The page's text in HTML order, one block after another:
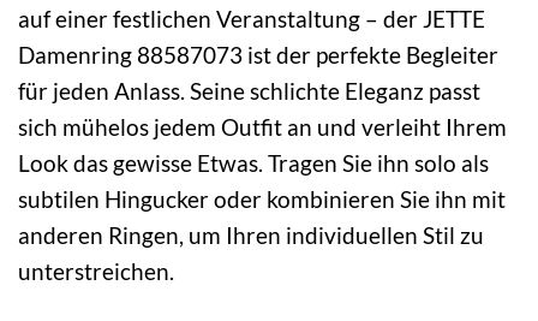
auf einer festlichen Veranstaltung – der JETTE
Damenring 88587073 ist der perfekte Begleiter
für jeden Anlass. Seine schlichte Eleganz passt
sich mühelos jedem Outfit an und verleiht Ihrem
Look das gewisse Etwas. Tragen Sie ihn solo als
subtilen Hingucker oder kombinieren Sie ihn mit
anderen Ringen, um Ihren individuellen Stil zu
unterstreichen.